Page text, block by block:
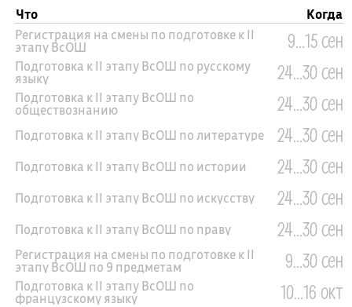
Что
Когда
Регистрация на смены по подготовке к II
этапу ВсОШ 9...15 сен
Подготовка к II этапу ВсОШ по русскому
языку 24...30 сен
Подготовка к II этапу ВсОШ по
обществознанию 24...30 сен
Подготовка к II этапу ВсОШ по литературе 24...30 сен
Подготовка к II этапу ВсОШ по истории 24...30 сен
Подготовка к II этапу ВсОШ по искусству 24...30 сен
Подготовка к II этапу ВсОШ по праву 24...30 сен
Регистрация на смены по подготовке к II
этапу ВсОШ по 9 предметам 9...30 сен
Подготовка к II этапу ВсОШ по
французскому языку 10...16 окт